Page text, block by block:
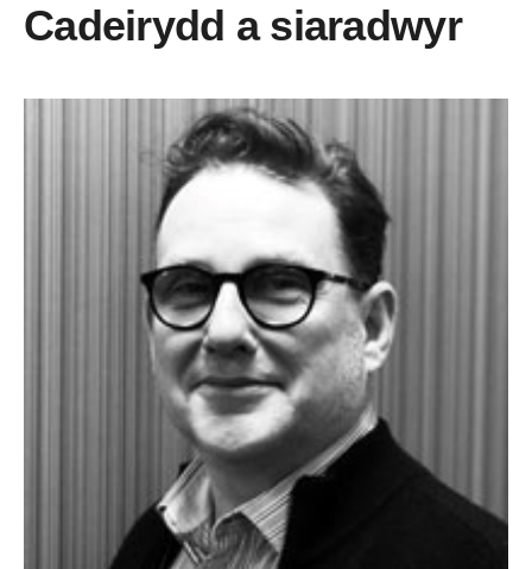
Cadeirydd a siaradwyr